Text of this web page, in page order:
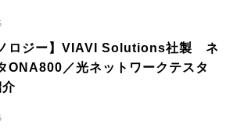
ノロジー】VIAVI Solutions社製 ネ
ONA800／光ネットワークテスタ
介